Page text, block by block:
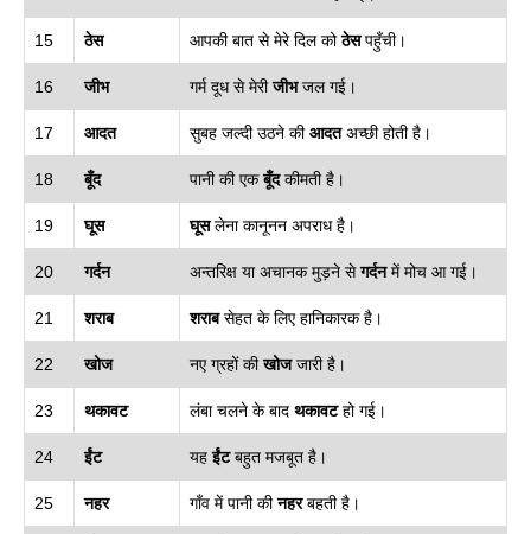
15 ठेस आपकी बात से मेरे दिल कोठेसपहुँची।
16 जीभ गर्म दूध से मेरीजीभजल गई।
17 आदत सुबह जल्दी उठने कीआदतअच्छी होती है।
18 बूँद पानी की एकबूँदकीमती है।
19 घूस घूसलेना कानूनन अपराध है।
20 गर्दन अन्तरिक्ष या अचानक मुड़ने सेगर्दनमें मोच आ गई।
21 शराब शराबसेहत के लिए हानिकारक है।
22 खोज नए ग्रहों कीखोजजारी है।
23 थकावट लंबा चलने के बाद थकावटहो गई।
24 ईंट यहईंटबहुत मजबूत है।
25 नहर गाँव में पानी कीनहरबहती है।